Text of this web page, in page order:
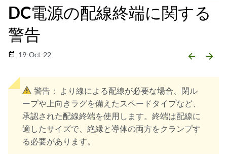
DC電源の配線終端に関する
警告
date_range 19-Oct-22 arrow_backward arrow_forward
警告：
より線による配線が必要な場合、閉ル
ープや上向きラグを備えたスペードタイプなど、
承認された配線終端を使用します。終端は配線に
適したサイズで、絶縁と導体の両方をクランプす
る必要があります。